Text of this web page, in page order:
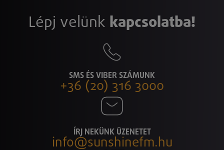
Lépj velünk kapcsolatba!
SMS ÉS VIBER SZÁMUNK
+36 (20) 316 3000
ÍRJ NEKÜNK ÜZENETET
info@sunshinefm.hu